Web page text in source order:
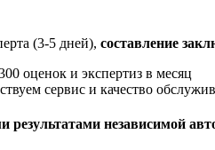
(3-5 дней), составление
оценок и экспертиз в месяц
сервис и качество
результатами независимой